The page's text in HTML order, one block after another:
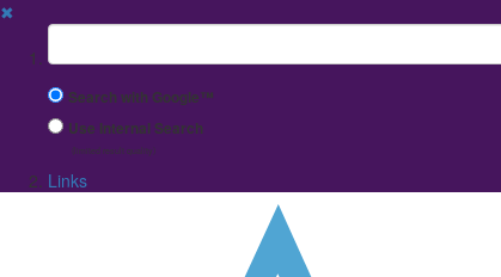
✖
Suchbegriff
Search with Google™
Use Internal Search
(limited result quality)
Links